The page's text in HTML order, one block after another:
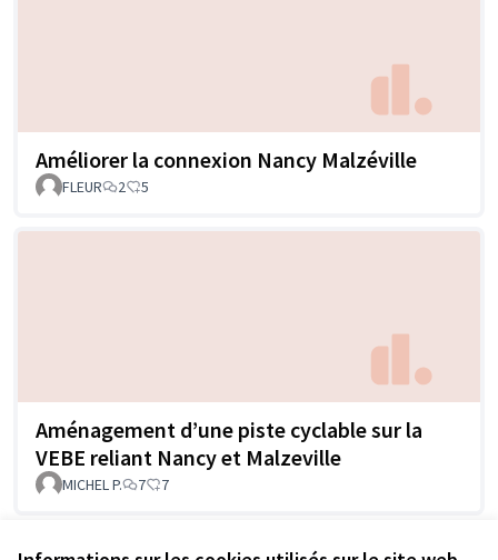
Améliorer la connexion Nancy Malzéville
FLEUR 2 5
Aménagement d’une piste cyclable sur la
VEBE reliant Nancy et Malzeville
MICHEL P. 7 7